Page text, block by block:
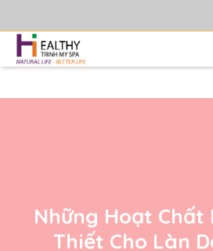
Những Hoạt Chất
Thiết Cho Làn